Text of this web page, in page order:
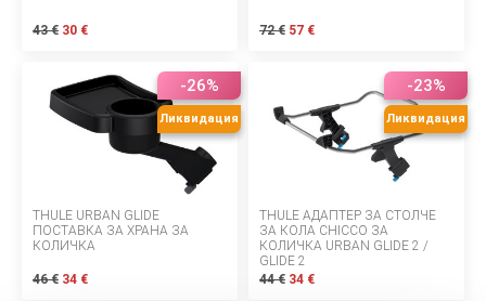
ЛИЧНА ГРИЖА
БАНЯ И ТОАЛЕТНА
Информация за компанията
43 € 30 € 72 € 57 €
-26%
Ликвидация
THULE URBAN GLIDE
ПОСТАВКА ЗА ХРАНА ЗА
КОЛИЧКА
46 € 34 €
-23%
Ликвидация
THULE АДАПТЕР ЗА СТОЛЧЕ
ЗА КОЛА CHICCO ЗА
КОЛИЧКА URBAN GLIDE 2 /
GLIDE 2
44 € 34 €